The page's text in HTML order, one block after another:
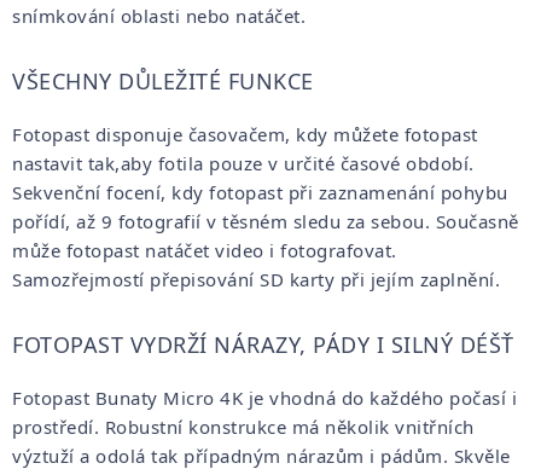
snímkování oblasti nebo natáčet.
VŠECHNY DŮLEŽITÉ FUNKCE
Fotopast disponuje časovačem, kdy můžete fotopast
nastavit tak,aby fotila pouze v určité časové období.
Sekvenční focení, kdy fotopast při zaznamenání pohybu
pořídí, až 9 fotografií v těsném sledu za sebou. Současně
může fotopast natáčet video i fotografovat.
Samozřejmostí přepisování SD karty při jejím zaplnění.
FOTOPAST VYDRŽÍ NÁRAZY, PÁDY I SILNÝ DÉŠŤ
Fotopast Bunaty Micro 4K je vhodná do každého počasí i
prostředí. Robustní konstrukce má několik vnitřních
výztuží a odolá tak případným nárazům i pádům. Skvěle